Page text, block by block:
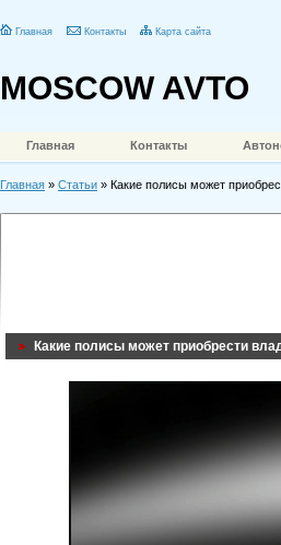
Главная Контакты Карта сайта
MOSCOW AVTO
Главная Контакты
Главная » Статьи » Какие полисы может
Какие полисы может приобрести